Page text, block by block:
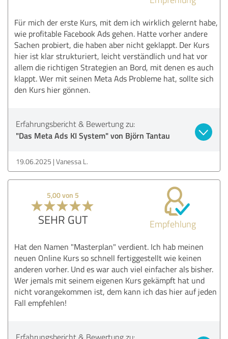
Für mich der erste Kurs, mit dem ich wirklich gelernt habe,
wie profitable Facebook Ads gehen. Hatte vorher andere
Sachen probiert, die haben aber nicht geklappt. Der Kurs
hier ist klar strukturiert, leicht verständlich und hat vor
allem die richtigen Strategien an Bord, mit denen es auch
klappt. Wer mit seinen Meta Ads Probleme hat, sollte sich
den Kurs hier gönnen.
Erfahrungsbericht & Bewertung zu:
"Das Meta Ads KI System" von Björn Tantau
19.06.2025 Vanessa L.
5,00 von 5
SEHR GUT Empfehlung
Hat den Namen "Masterplan" verdient. Ich hab meinen
neuen Online Kurs so schnell fertiggestellt wie keinen
anderen vorher. Und es war auch viel einfacher als bisher.
Wer jemals mit seinem eigenen Kurs gekämpft hat und
nicht vorangekommen ist, dem kann ich das hier auf jeden
Fall empfehlen!